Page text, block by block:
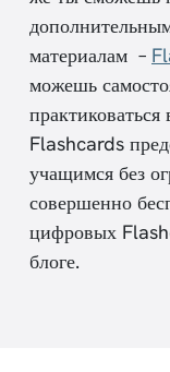
материалам –
можешь
Flashcards
учащимся без
совершенно
цифровых
блоге.